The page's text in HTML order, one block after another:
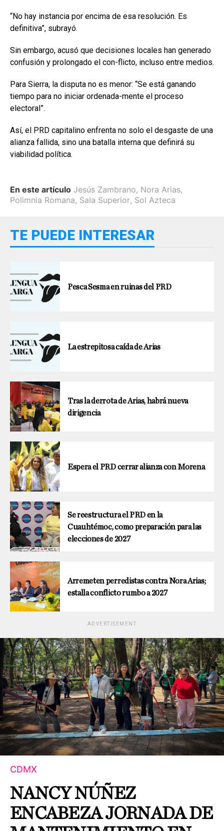
“No hay instancia por encima de esa resolución. Es
definitiva”, subrayó.
Sin embargo, acusó que decisiones locales han generado
confusión y prolongado el con-flicto, incluso entre medios.
Para Sierra, la disputa no es menor: “Se está ganando
tiempo para no iniciar ordenada-mente el proceso
electoral”.
Así, el PRD capitalino enfrenta no solo el desgaste de una
alianza fallida, sino una batalla interna que definirá su
viabilidad política.
En este artículo Jesús Zambrano, Nora Arias,
Polimnia Romana, Sala Superior, Sol Azteca
TE PUEDE INTERESAR
Pesca Sesma en ruinas del PRD
La estrepitosa caída de Arias
Tras la derrota de Arias, habrá nueva
dirigencia
Espera el PRD cerrar alianza con Morena
Se reestructura el PRD en la
Cuauhtémoc, como preparación para las
elecciones de 2027
Arremeten perredistas contra Nora Arias;
estalla conflicto rumbo a 2027
ADVERTISEMENT
CDMX
NANCY NÚÑEZ
ENCABEZA JORNADA DE